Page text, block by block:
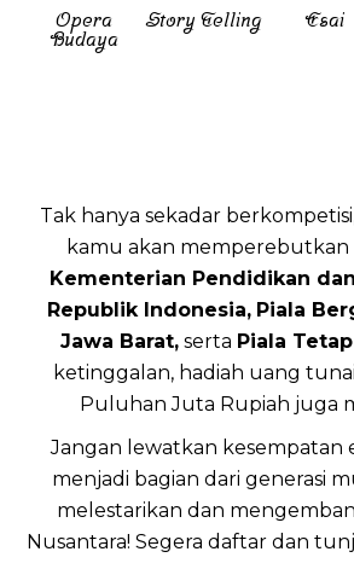
Opera
Budaya
Story Telling Esai
Tak hanya sekadar
kamu akan memperebutkan
Kementerian Pendidikan
Republik Indonesia, Piala
Jawa Barat,serta Piala
ketinggalan, hadiah uang
Puluhan Juta Rupiah juga
Jangan lewatkan kesempatan
menjadi bagian dari generasi
melestarikan dan
Nusantara! Segera daftar dan